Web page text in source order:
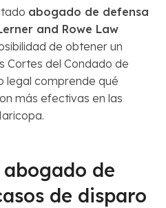
abogado de defensa
and Rowe Law
de obtener un
Cortes del Condado de
legal comprende qué
más efectivas en las
de
de disparo